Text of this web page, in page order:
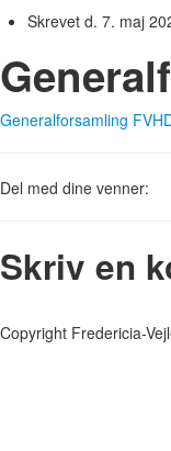
Skrevet d. 7. maj
Generalforsamling
Del med dine venner:
Skriv en
Copyright Fredericia-